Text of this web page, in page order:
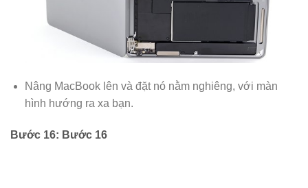
Nâng MacBook lên và đặt nó nằm nghiêng, với màn
hình hướng ra xa bạn.
Bước 16: Bước 16